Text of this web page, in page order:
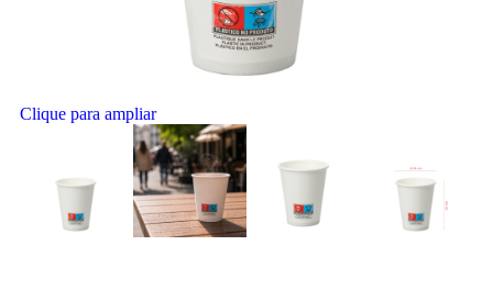
Clique para ampliar